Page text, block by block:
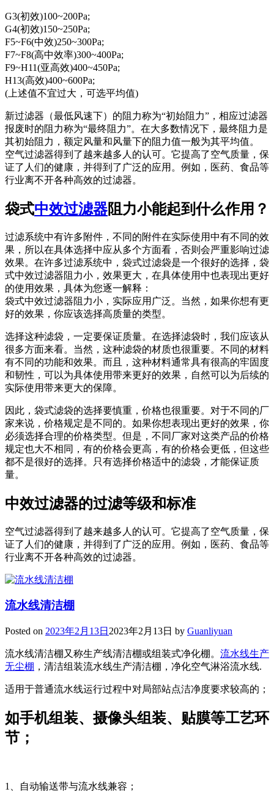
G3(初效)100~200Pa;
G4(初效)150~250Pa;
F5~F6(中效)250~300Pa;
F7~F8(高中效率)300~400Pa;
F9~H11(亚高效)400~450Pa;
H13(高效)400~600Pa;
(上述值不宜过大，可选平均值)
新过滤器（最低风速下）的阻力称为“初始阻力”，相应过滤器
报废时的阻力称为“最终阻力”。在大多数情况下，最终阻力是
其初始阻力，额定风量和风量下的阻力值一般为其平均值。
空气过滤器得到了越来越多人的认可。它提高了空气质量，保
证了人们的健康，并得到了广泛的应用。例如，医药、食品等
行业离不开各种高效的过滤器。
袋式中效过滤器阻力小能起到什么作用？
过滤系统中有许多附件，不同的附件在实际使用中有不同的效
果，所以在具体选择中应从多个方面看，否则会严重影响过滤
效果。在许多过滤系统中，袋式过滤袋是一个很好的选择，袋
式中效过滤器阻力小，效果更大，在具体使用中也表现出更好
的使用效果，具体为您逐一解释：
袋式中效过滤器阻力小，实际应用广泛。当然，如果你想有更
好的效果，你应该选择高质量的类型。
选择这种滤袋，一定要保证质量。在选择滤袋时，我们应该从
很多方面来看。当然，这种滤袋的材质也很重要。不同的材料
有不同的功能和效果。而且，这种材料通常具有很高的牢固度
和韧性，可以为具体使用带来更好的效果，自然可以为后续的
实际使用带来更大的保障。
因此，袋式滤袋的选择要慎重，价格也很重要。对于不同的厂
家来说，价格规定是不同的。如果你想表现出更好的效果，你
必须选择合理的价格类型。但是，不同厂家对这类产品的价格
规定也大不相同，有的价格会更高，有的价格会更低，但这些
都不是很好的选择。只有选择价格适中的滤袋，才能保证质
量。
中效过滤器的过滤等级和标准
空气过滤器得到了越来越多人的认可。它提高了空气质量，保
证了人们的健康，并得到了广泛的应用。例如，医药、食品等
行业离不开各种高效的过滤器。
流水线清洁棚
Posted on 2023年2月13日 2023年2月13日 by Guanliyuan
流水线清洁棚又称生产线清洁棚或组装式净化棚。 流水线生产
无尘棚 ，清洁组装流水线生产清洁棚，净化空气淋浴流水线.
适用于普通流水线运行过程中对局部站点洁净度要求较高的；
如手机组装、摄像头组装、贴膜等工艺环
节；
1、自动输送带与流水线兼容；